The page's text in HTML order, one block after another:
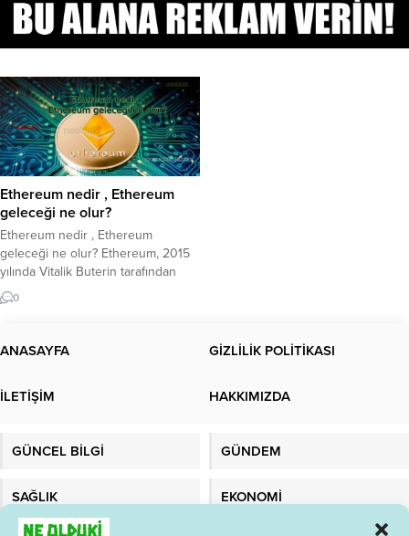
Ethereum nedir , Ethereum
geleceği ne olur?
Ethereum nedir , Ethereum
geleceği ne olur? Ethereum, 2015
yılında Vitalik Buterin tarafından
geliştirilen ve akıllı sözleşmelerin
çalıştırılmasını sağlayan bir
Bitcoin gibi bir kripto para birimi
gerçekleştirilebileceği bir platform
(DApps) ve akıllı...
0
ANASAYFA GİZLİLİK POLİTİKASI
İLETİŞİM HAKKIMIZDA
GÜNCEL BİLGİ GÜNDEM
SAĞLIK EKONOMİ